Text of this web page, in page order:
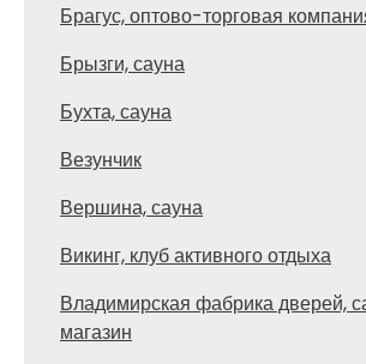
Брагус, оптово-торговая
Брызги, сауна
Бухта, сауна
Везунчик
Вершина, сауна
Викинг, клуб активного отдыха
Владимирская фабрика дверей,
магазин